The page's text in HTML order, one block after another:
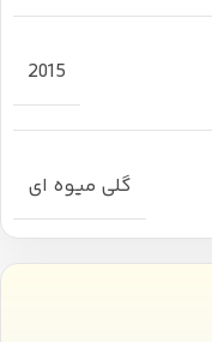
2015
گلی میوه ای